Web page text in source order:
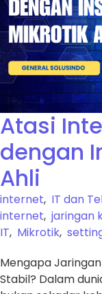
Atasi
dengan
Ahli
internet, IT dan
internet, jaringan
IT, Mikrotik,
Mengapa
Stabil? Dalam